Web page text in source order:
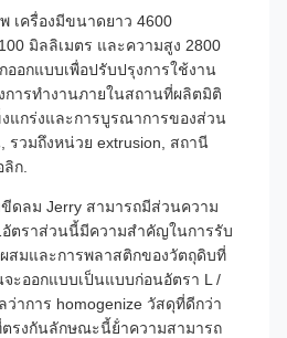
เครื่องมีขนาดยาว 4600
มิลลิเมตร และความสูง 2800
ออกแบบเพื่อปรับปรุงการใช้งาน
ารทํางานภายในสถานที่ผลิตมิติ
แกร่งและการบูรณาการของส่วน
รวมถึงหน่วย extrusion, สถานี
ก.
ดลม Jerry สามารถมีส่วนความ
อัตราส่วนนี้มีความสําคัญในการรับ
สมและการพลาสติกของวัตถุดิบที่
ะออกแบบเป็นแบบก่อนอัตรา L /
าการ homogenize วัสดุที่ดีกว่า
งกันลักษณะนี้ย้ําความสามารถ